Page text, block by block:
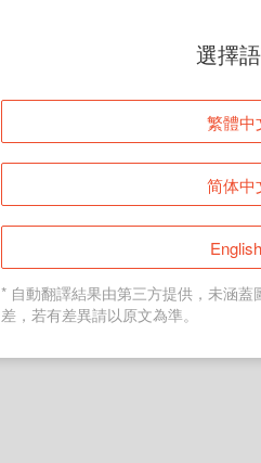
頁面無法
登入
返回首
選擇
繁體中
简体中
* 自動翻譯結果由第三方提供，未涵
差，若有差異請以原文為準。